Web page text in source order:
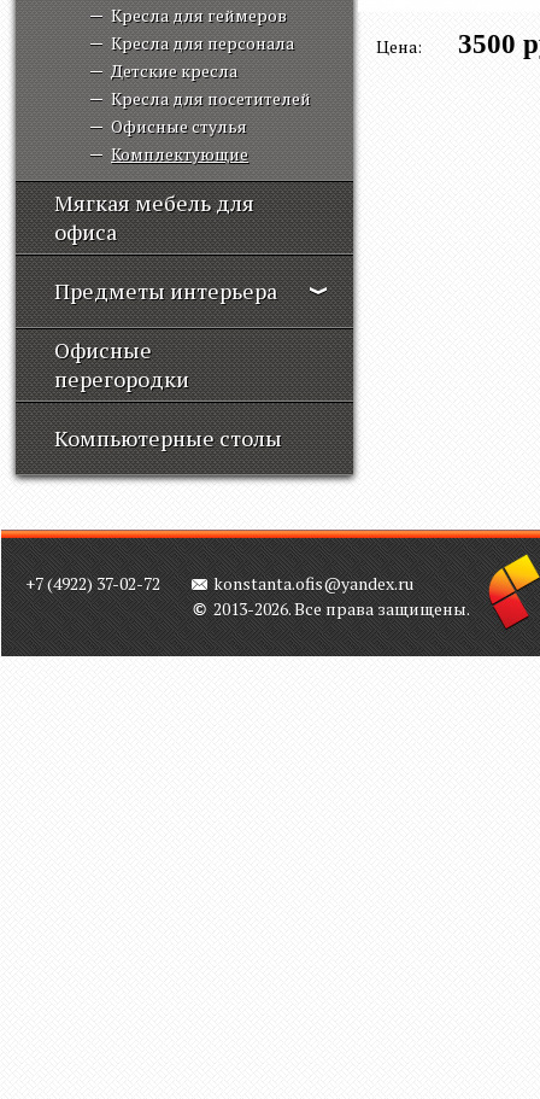
Кресла для геймеров
Кресла для персонала
Детские кресла
Кресла для посетителей
Офисные стулья
Комплектующие
Мягкая мебель для
офиса
Предметы интерьера
Офисные
перегородки
Компьютерные столы
Цена: 3500
+7 (4922) 37-02-72
konstanta.ofis@yandex.ru
2013-2026. Все права защищены.